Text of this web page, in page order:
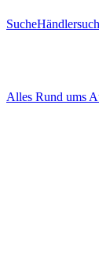
Suche
Alles Rund ums